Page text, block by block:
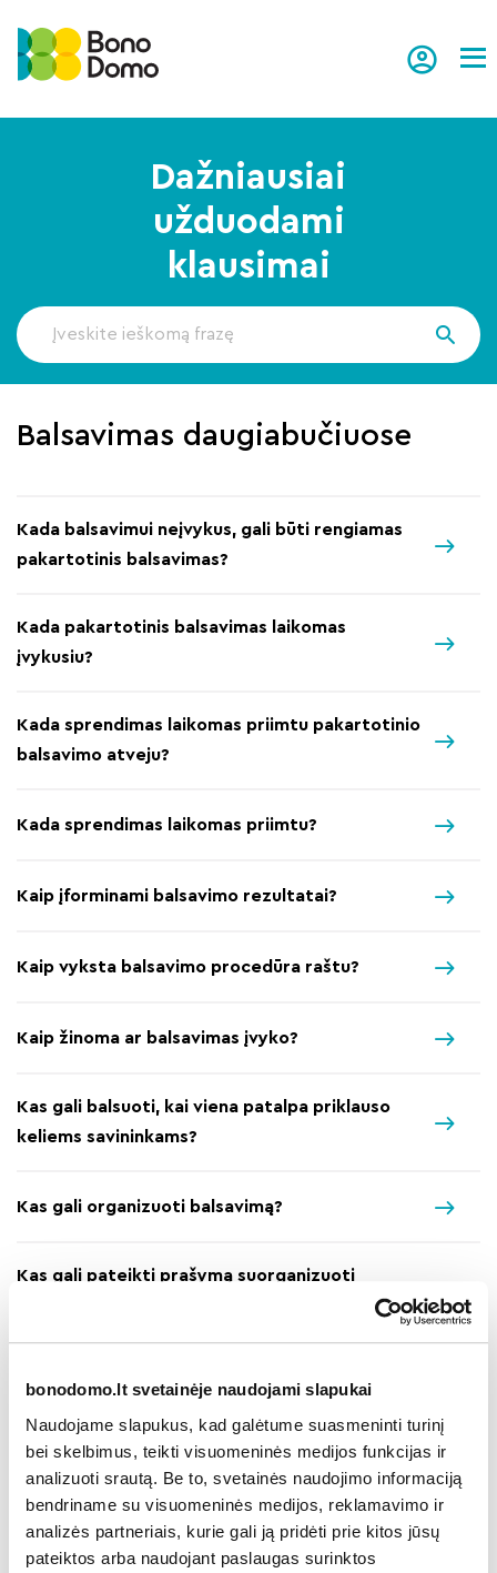
bonodomo.lt svetainėje naudojami slapukai
Naudojame slapukus, kad galėtume suasmeninti turinį
bei skelbimus, teikti visuomeninės medijos funkcijas ir
analizuoti srautą. Be to, svetainės naudojimo informaciją
bendriname su visuomeninės medijos, reklamavimo ir
analizės partneriais, kurie gali ją pridėti prie kitos jūsų
pateiktos arba naudojant paslaugas surinktos
Dažniausiai
užduodami
klausimai
Balsavimas daugiabučiuose
Kada balsavimui neįvykus, gali būti rengiamas
pakartotinis balsavimas?
Kada pakartotinis balsavimas laikomas
įvykusiu?
Kada sprendimas laikomas priimtu pakartotinio
balsavimo atveju?
Kada sprendimas laikomas priimtu?
Kaip įforminami balsavimo rezultatai?
Kaip vyksta balsavimo procedūra raštu?
Kaip žinoma ar balsavimas įvyko?
Kas gali balsuoti, kai viena patalpa priklauso
keliems savininkams?
Kas gali organizuoti balsavimą?
Kas gali pateikti prašymą suorganizuoti
Kokiu būdu įteikiamas balsavimo biuletenis?
Koks biuletenis laikomas negaliojančiu?